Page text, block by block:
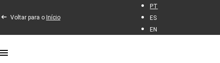
Voltar para o Início
PT
ES
EN